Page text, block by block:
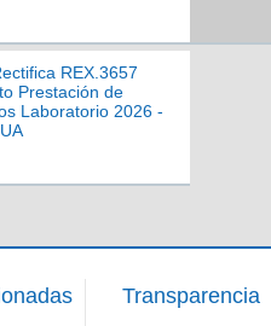
REX.3657
Prestación de
Laboratorio 2026 -
Transparencia